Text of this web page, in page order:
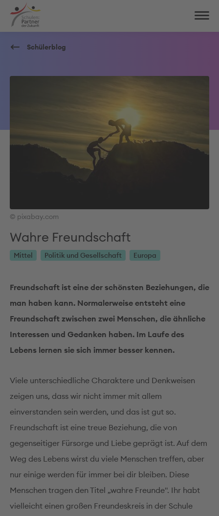
Schülerblog
© pixabay.com
Wahre Freundschaft
Mittel Politik und Gesellschaft Europa
Freundschaft ist eine der schönsten Beziehungen, die
man haben kann. Normalerweise entsteht eine
Freundschaft zwischen zwei Menschen, die ähnliche
Interessen und Gedanken haben. Im Laufe des
Lebens lernen sie sich immer besser kennen.
Viele unterschiedliche Charaktere und Denkweisen
zeigen uns, dass wir nicht immer mit allem
einverstanden sein werden, und das ist gut so.
Freundschaft ist eine treue Beziehung, die von
gegenseitiger Fürsorge und Liebe geprägt ist. Auf dem
Weg des Lebens wirst du viele Menschen treffen, aber
nur einige werden für immer bei dir bleiben. Diese
Menschen tragen den Titel „wahre Freunde". Ihr habt
vielleicht einen großen Freundeskreis in der Schule